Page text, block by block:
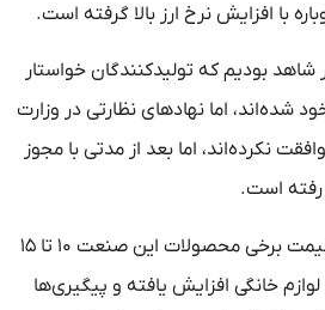
با افزایش نرخ ارز بالا گرفته است.
بودیم که تولیدکنندگان خواستار
اما نهادهای نظارتی در وزارت
نکرده‌اند، اما بعد از مدتی با مجوز
رفته است.
در هفته‌های گذشته هم قیمت برخی محصولات این صنعت ۱۰ تا ۱۵
خانگی افزایش یافته و پیگیری‌ها